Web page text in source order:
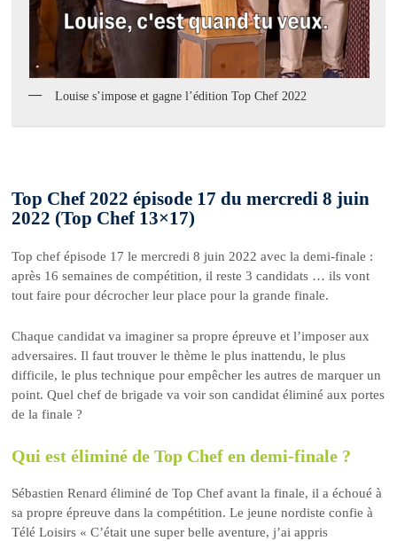
Louise s’impose et gagne l’édition Top Chef 2022
Top Chef 2022 épisode 17 du mercredi 8 juin
2022 (Top Chef 13×17)
Top chef épisode 17 le mercredi 8 juin 2022 avec la demi-finale :
après 16 semaines de compétition, il reste 3 candidats … ils vont
tout faire pour décrocher leur place pour la grande finale.
Chaque candidat va imaginer sa propre épreuve et l’imposer aux
adversaires. Il faut trouver le thème le plus inattendu, le plus
difficile, le plus technique pour empêcher les autres de marquer un
point. Quel chef de brigade va voir son candidat éliminé aux portes
de la finale ?
Qui est éliminé de Top Chef en demi-finale ?
Sébastien Renard éliminé de Top Chef avant la finale, il a échoué à
sa propre épreuve dans la compétition. Le jeune nordiste confie à
Télé Loisirs « C’était une super belle aventure, j’ai appris